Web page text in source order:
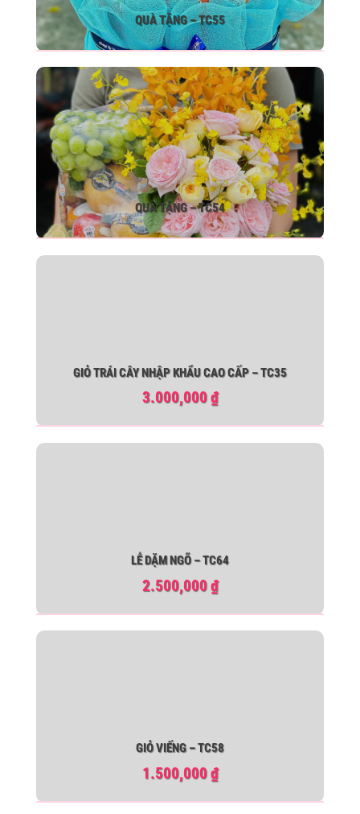
QUÀ TẶNG – TC55
QUÀ TẶNG – TC54
GIỎ TRÁI CÂY NHẬP KHẨU CAO CẤP – TC35
3.000,000₫
LỄ DẶM NGÕ – TC64
2.500,000₫
GIỎ VIẾNG – TC58
1.500,000₫